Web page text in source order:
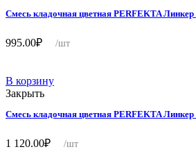
Смесь кладочная цветная PERFEKTA
995.00₽ /шт
В корзину
Закрыть
Смесь кладочная цветная PERFEKTA
1 120.00₽ /шт